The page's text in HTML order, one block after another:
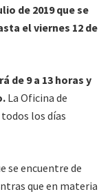
de 2019 que se
el viernes 12 de
de 9 a 13 horas y
La Oficina de
los días
se encuentre de
que en materia